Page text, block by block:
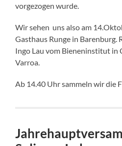
vorgezogen wurde.
Wir sehen uns also am
Gasthaus Runge in Barenburg.
Ingo Lau vom Bieneninstitut in
Varroa.
Ab 14.40 Uhr sammeln wir die